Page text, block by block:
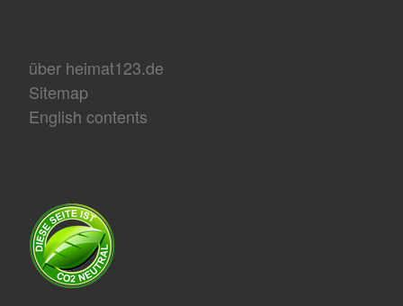
über heimat123.de
Sitemap
English contents